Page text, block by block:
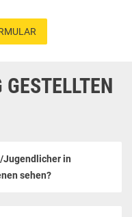
Jugendlicher in
sehen?